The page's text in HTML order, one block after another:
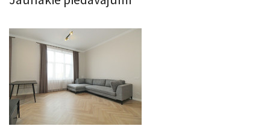
Uzņēmums
Pakalpojumi
Kontakti